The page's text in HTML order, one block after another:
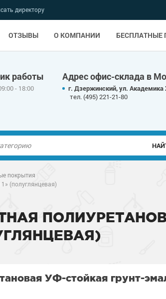
директору
ОТЗЫВЫ О КОМПАНИИ БЕСПЛАТНЫЕ
работы
- 18:00
Адрес офис-склада в
г. Дзержинский, ул.
тел. (495) 221-21-80
покрытия
(полуглянцевая)
УФ-стойкая грунт-